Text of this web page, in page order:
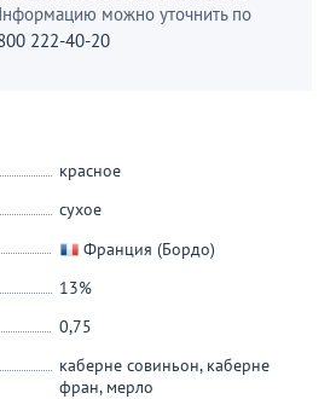
можно уточнить по
222-40-20
красное
сухое
Франция (Бордо)
13%
0,75
каберне совиньон, каберне
фран, мерло